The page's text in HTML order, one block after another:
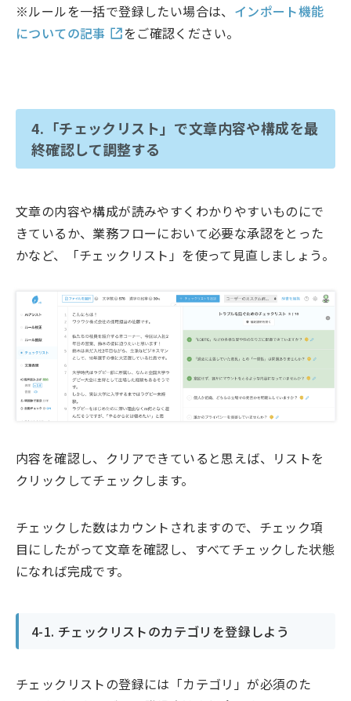
※ルールを一括で登録したい場合は、 インポート機能
についての記事
をご確認ください。
4.「チェックリスト」で文章内容や構成を最
終確認して調整する
文章の内容や構成が読みやすくわかりやすいものにで
きているか、業務フローにおいて必要な承認をとった
かなど、「チェックリスト」を使って見直しましょう。
内容を確認し、クリアできていると思えば、リストを
クリックしてチェックします。
チェックした数はカウントされますので、チェック項
目にしたがって文章を確認し、すべてチェックした状態
になれば完成です。
4-1. チェックリストのカテゴリを登録しよう
チェックリストの登録には「カテゴリ」が必須のた